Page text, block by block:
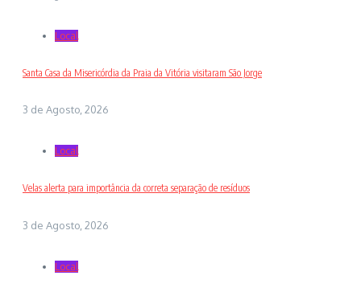
Local
Santa Casa da Misericórdia da Praia da Vitória visitaram São Jorge
3 de Agosto, 2026
Local
Velas alerta para importância da correta separação de resíduos
3 de Agosto, 2026
Local